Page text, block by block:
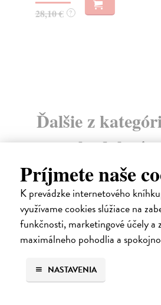
Príjmete naše
K prevádzke internetového
využívame cookies slúžiace na
funkčnosti, marketingové účely a
maximálneho pohodlia a
NASTAVENIA
28,10 € ?
Ďalšie z
hudobná